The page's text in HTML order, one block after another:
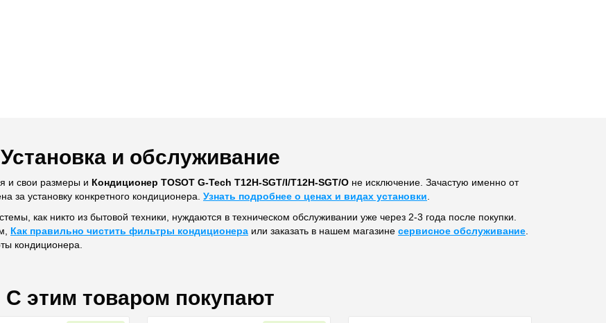
Установка и обслуживание
и свои размеры и Кондиционер TOSOT G-Tech T12H-SGT/I/T12H-SGT/O не исключение. Зачастую именно от
за установку конкретного кондиционера. Узнать подробнее о ценах и видах установки.
как никто из бытовой техники, нуждаются в техническом обслуживании уже через 2-3 года после покупки.
Как правильно чистить фильтры кондиционера или заказать в нашем магазине сервисное обслуживание.
кондиционера.
С этим товаром покупают